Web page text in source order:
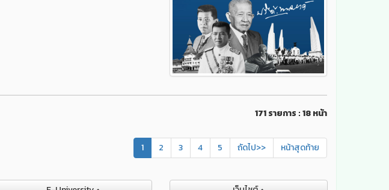
171 รายการ : 18 หน้า
1 2 3 4 5 ถัดไป>> หน้าสุดท้าย